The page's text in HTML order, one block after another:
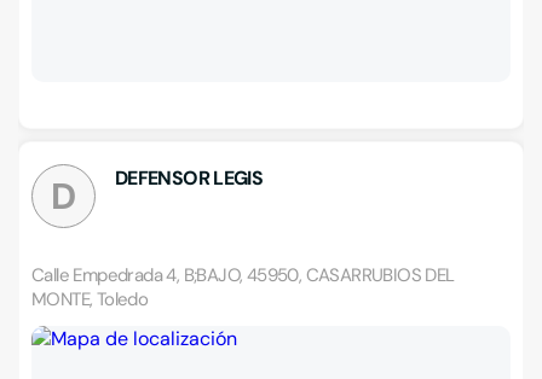
D DEFENSOR LEGIS
Calle Empedrada 4, B;BAJO, 45950, CASARRUBIOS DEL
MONTE, Toledo